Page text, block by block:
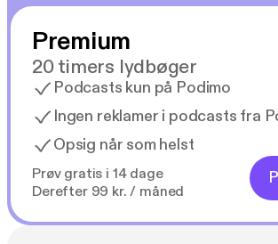
Premium
20 timers lydbøger
Podcasts kun på Podimo
Ingen reklamer i podcasts fra
Opsig når som helst
Prøv gratis i 14 dage
Derefter 99 kr. / måned